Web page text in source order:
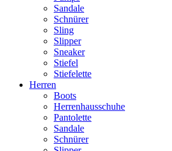
Sandale
Schnürer
Sling
Slipper
Sneaker
Stiefel
Stiefelette
Herren
Boots
Herrenhausschuhe
Pantolette
Sandale
Schnürer